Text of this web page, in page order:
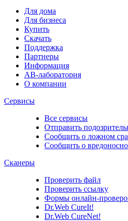
Для дома
Для бизнеса
Купить
Скачать
Поддержка
Партнеры
Информация
АВ-лаборатория
О компании
Сервисы
Все сервисы
Отправить
Сообщить о ложном
Сообщить о
Сканеры
Проверить файл
Проверить ссылку
Формы онлайн-
Dr.Web CureIt!
Dr.Web CureNet!